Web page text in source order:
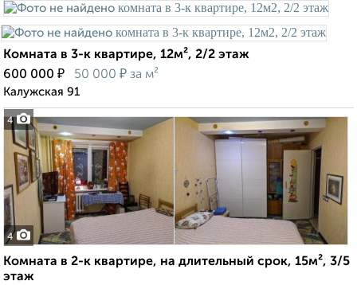
4
Комната в 3-к квартире, 12м², 2/2 этаж
600 000 ₽ 50 000 ₽ за м²
Калужская 91
4
Комната в 2-к квартире, на длительный срок, 15м², 3/5
этаж